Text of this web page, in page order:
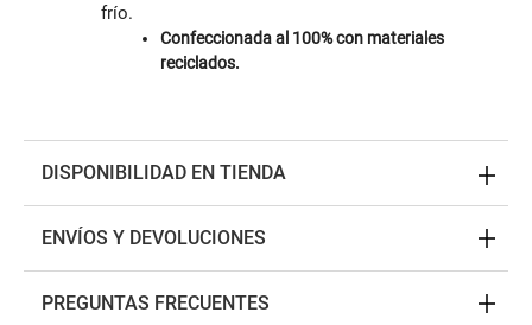
frío.
Confeccionada al 100% con materiales
reciclados.
DISPONIBILIDAD EN TIENDA
ENVÍOS Y DEVOLUCIONES
PREGUNTAS FRECUENTES